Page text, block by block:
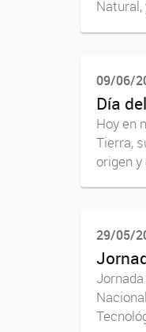
Natural,
09/06/
Día
Hoy en
Tierra,
origen y
29/05/